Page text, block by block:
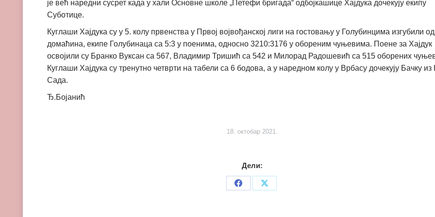
је већ наредни сусрет када у хали Основне школе „Петефи бригада“ одбојкашице Хајдука дочекују екипу
Суботице.
Куглаши Хајдука су у 5. колу првенства у Првој војвођанској лиги на гостовању у Голубинцима изгубили од
домаћина, екипе Голубинаца са 5:3 у поенима, односно 3210:3176 у обореним чуњевима. Поене за Хајдук
освојили су Бранко Вуксан са 567, Владимир Тришић са 542 и Милорад Радошевић са 515 оборених
Куглаши Хајдука су тренутно четврти на табели са 6 бодова, а у наредном колу у Врбасу дочекују Бачку из
Сада.
Ђ.Бојанић
18. октобар 2021.
Дели:
Share
Share